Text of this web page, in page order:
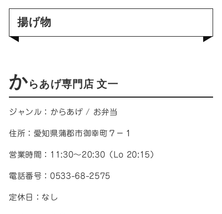
揚げ物
からあげ専門店 文一
ジャンル：からあげ / お弁当
住所：愛知県蒲郡市御幸町７−１
営業時間：11:30〜20:30（Lo 20:15）
電話番号：0533-68-2575
定休日：なし